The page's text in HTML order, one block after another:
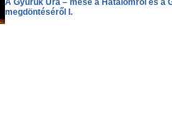
A Gyűrűk Ura – mese a Hatalomról és a
megdöntéséről I.